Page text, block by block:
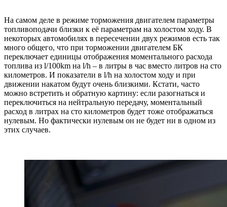
На самом деле в режиме торможения двигателем параметры
топливоподачи близки к её параметрам на холостом ходу. В
некоторых автомобилях в пересечении двух режимов есть так
много общего, что при торможении двигателем БК
переключает единицы отображения моментального расхода
топлива из l/100km на l/h – в литры в час вместо литров на сто
километров. И показатели в l/h на холостом ходу и при
движении накатом будут очень близкими. Кстати, часто
можно встретить и обратную картину: если разогнаться и
переключиться на нейтральную передачу, моментальный
расход в литрах на сто километров будет тоже отображаться
нулевым. Но фактически нулевым он не будет ни в одном из
этих случаев.